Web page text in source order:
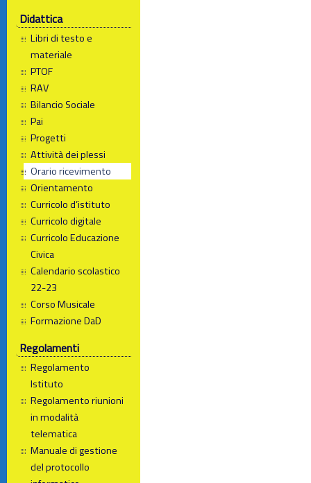
Didattica
Libri di testo e
materiale
PTOF
RAV
Bilancio Sociale
Pai
Progetti
Attività dei plessi
Orario ricevimento
Orientamento
Curricolo d’istituto
Curricolo digitale
Curricolo Educazione
Civica
Calendario scolastico
22-23
Corso Musicale
Formazione DaD
Regolamenti
Regolamento
Istituto
Regolamento riunioni
in modalità
telematica
Manuale di gestione
del protocollo